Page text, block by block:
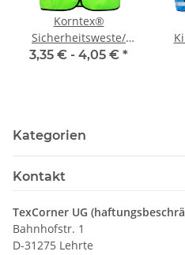
Korntex®
Sicherheitsweste/
Warnweste Neon-Grün
3,35 € - 4,05 € *
Kategorien
Kontakt
TexCorner UG
Bahnhofstr. 1
D-31275 Lehrte